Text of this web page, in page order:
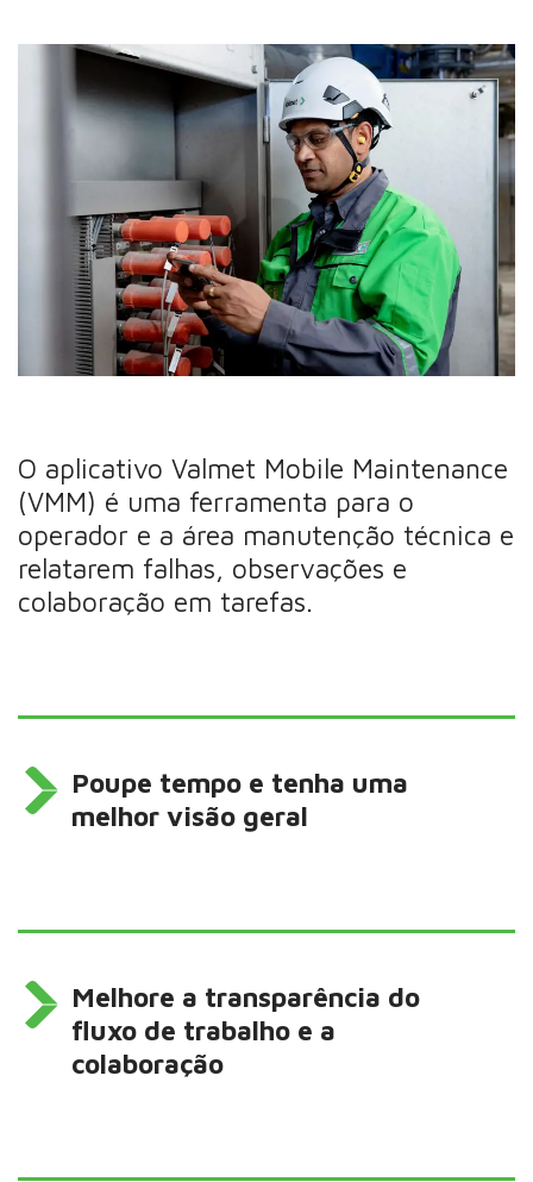
O aplicativo Valmet Mobile Maintenance
(VMM) é uma ferramenta para o
operador e a área manutenção técnica e
relatarem falhas, observações e
colaboração em tarefas.
Poupe tempo e tenha uma
melhor visão geral
Melhore a transparência do
fluxo de trabalho e a
colaboração